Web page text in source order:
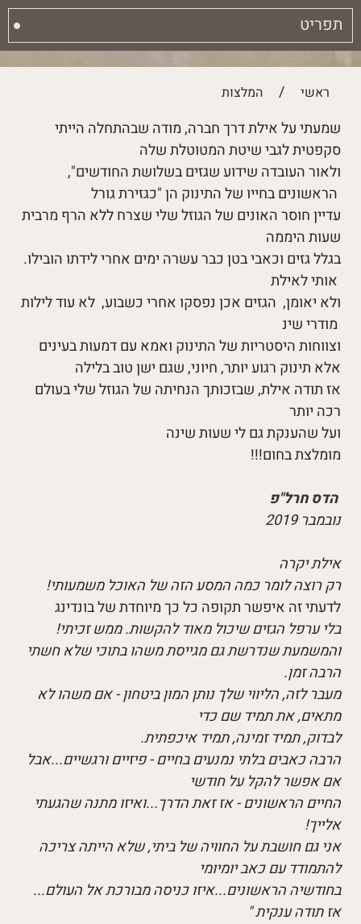
תפריט
ראשי / המלצות
שמעתי על אילת דרך חברה, מודה שבהתחלה הייתי
סקפטית לגבי שיטת המטוטלת שלה
,"ולאור העובדה שידוע שגזים בשלושת החודשים
עדיין חוסר האונים של הגוזל שלי שצרח ללא הרף מרבית
שעות היממה
.בגלל גזים וכאבי בטן כבר עשרה ימים אחרי לידתו הובילו
וצווחות היסטריות של התינוק ואמא עם דמעות בעינים
אלא תינוק רגוע יותר, חיוני, שגם ישן טוב בלילה
אז תודה אילת, שבזכותך הנחיתה של הגוזל שלי בעולם
רכה יותר
ועל שהענקת גם לי שעות שינה
!!!מומלצת בחום
הדס חרל"פ
נובמבר 2019
אילת יקרה
רק רוצה לומר כמה המסע הזה של האוכל משמעותי!
לדעתי זה איפשר תקופה כל כך מיוחדת של בונדינג
בלי ערפל הגזים שיכול מאוד להקשות. ממש זכיתי!
והמשמעת שנדרשת גם מגייסת משהו בתוכי שלא חשתי
הרבה זמן.
מעבר לזה, הליווי שלך נותן המון ביטחון - אם משהו לא
מתאים, את תמיד שם כדי
לבדוק, תמיד זמינה, תמיד איכפתית.
הרבה כאבים בלתי נמנעים בחיים - פיזיים ורגשיים...אבל
אם אפשר להקל על חודשי
החיים הראשונים - אז זאת הדרך...ואיזו מתנה שהגעתי
אלייך!
אני גם חושבת על החוויה של ביתי, שלא הייתה צריכה
להתמודד עם כאב יומיומי
בחודשיה הראשונים...איזו כניסה מבורכת אל העולם...
אז תודה ענקית "